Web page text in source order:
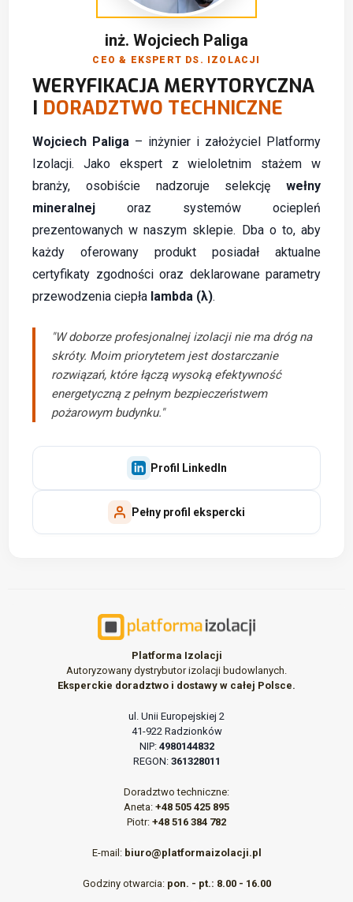
WERYFIKACJA MERYTORYCZNA
I DORADZTWO TECHNICZNE
Wojciech Paliga – inżynier i założyciel Platformy
Izolacji. Jako ekspert z wieloletnim stażem w
branży, osobiście nadzoruje selekcję wełny
mineralnej oraz systemów ociepleń
prezentowanych w naszym sklepie. Dba o to, aby
każdy oferowany produkt posiadał aktualne
certyfikaty zgodności oraz deklarowane parametry
przewodzenia ciepła lambda (λ).
"W doborze profesjonalnej izolacji nie ma dróg na
skróty. Moim priorytetem jest dostarczanie
rozwiązań, które łączą wysoką efektywność
energetyczną z pełnym bezpieczeństwem
pożarowym budynku."
Profil LinkedIn
Pełny profil ekspercki
inż. Wojciech Paliga
CEO & EKSPERT DS. IZOLACJI
Platforma Izolacji
Autoryzowany dystrybutor izolacji budowlanych.
Eksperckie doradztwo i dostawy w całej Polsce.
ul. Unii Europejskiej 2
41-922 Radzionków
NIP: 4980144832
REGON: 361328011
Doradztwo techniczne:
Aneta: +48 505 425 895
Piotr: +48 516 384 782
E-mail: biuro@platformaizolacji.pl
Godziny otwarcia: pon. - pt.: 8.00 - 16.00